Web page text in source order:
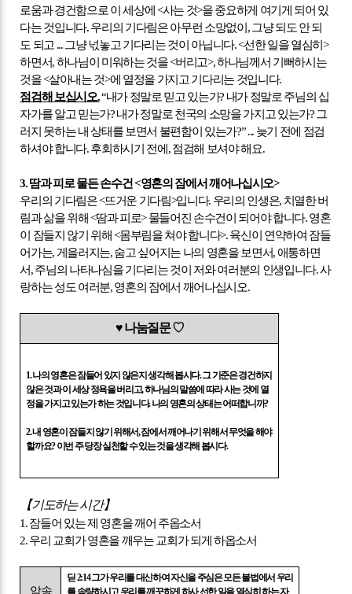
로움과 경건함으로 이 세상에<사는 것>을 중요하게 여기게 되어 있
다는 것입니다.우리의 기다림은 아무런 소망없이 , 그냥 되도 안 되
도 되고 ... 그냥 넋놓고 기다리는 것이 아닙니다. <선한 일을 열심히>
하면서,하나님이 미워하는 것을<버리고>,하나님께서 기뻐하시는
것을<살아내는 것>에 열정을 가지고 기다리는 것입니다.
점검해 보십시오.“내가 정말로 믿고 있는가? 내가 정말로 주님의 십
자가를 알고 믿는가?내가 정말로 천국의 소망을 가지고 있는가? 그
러지 못하는 내 상태를 보면서 불편함이 있는가?” ... 늦기 전에 점검
하셔야 합니다.후회하시기 전에 ,점검해 보셔야 해요.
3.땀과 피로 물든 손수건<영혼의 잠에서 깨어나십시오>
우리의 기다림은<뜨거운 기다림>입니다. 우리의 인생은, 치열한 버
림과 삶을 위해<땀과 피로>물들어진 손수건이 되어야 합니다.영혼
이 잠들지 않기 위해<몸부림을 쳐야 합니다>.육신이 연약하여 잠들
어가는, 게을러지는,숨고 싶어지는 나의 영혼을 보면서,애통하면
서,주님의 나타나심을 기다리는 것이 저와 여러분의 인생입니다.사
랑하는 성도 여러분,영혼의 잠에서 깨어나십시오.
♥나눔질문♡
1.나의 영혼은 잠들어 있지 않은지 생각해 봅시다.그 기준은 경건하지
않은 것과 이 세상 정욕을 버리고,하나님의 말씀에 따라 사는 것에 열
정을 가지고 있는가 하는 것입니다.나의 영혼의 상태는 어떠합니까?
2.내 영혼이 잠들지 않기 위해서,잠에서 깨어나기 위해서 무엇을 해야
할까요?이번 주 당장 실천할 수 있는 것을 생각해 봅시다.
【기도하는 시간】
1.잠들어 있는 제 영혼을 깨어 주옵소서
2.우리 교회가 영혼을 깨우는 교회가 되게 하옵소서
암송
딛2:14그가 우리를 대신하여 자신을 주심은 모든 불법에서 우리
를 속량하시고 우리를 깨끗하게 하사 선한 일을 열심히 하는 자